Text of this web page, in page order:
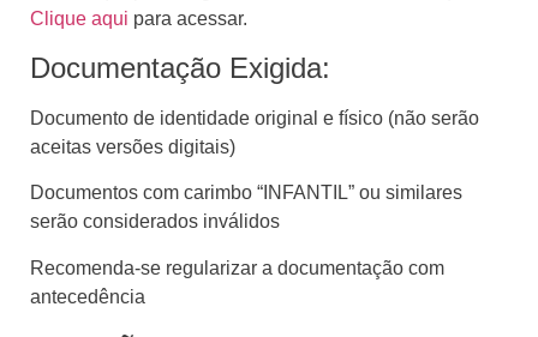
Clique aqui para acessar.
Documentação Exigida:
Documento de identidade original e físico (não serão
aceitas versões digitais)
Documentos com carimbo “INFANTIL” ou similares
serão considerados inválidos
Recomenda-se regularizar a documentação com
antecedência